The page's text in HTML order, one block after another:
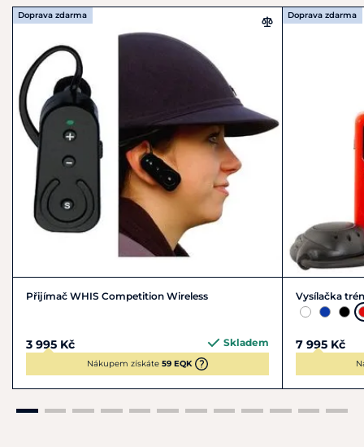
Doprava zdarma
Přijímač WHIS Competition Wireless
3 995 Kč Skladem
Nákupem získáte 59 EQK
Doprava zdarma
Vysílačka
7 995 Kč